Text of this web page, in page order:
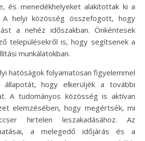
és menedékhelyeket alakítottak ki a
A helyi közösség összefogott, hogy
a nehéz időszakban. Önkéntesek
településekről is, hogy segítsenek a
munkálatokban.
hatóságok folyamatosan figyelemmel
állapotát, hogy elkerüljék a további
A tudományos közösség is aktívan
elemzésében, hogy megértsék, mi
hirtelen leszakadásához. Az
a melegedő időjárás és a